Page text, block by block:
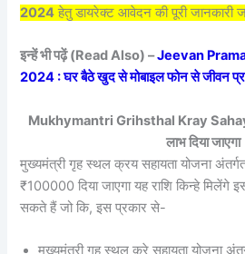
2024 हेतु डायरेक्ट आवेदन की पूरी जानकारी
इन्हें भी पढ़ें (Read Also) –Jeevan
2024 : घर बैठे खुद से मोबाइल फोन से जीवन
Mukhymantri Grihsthal Kray
लाभ दिया जाएगा
मुख्यमंत्री गृह स्थल क्रय सहायता योजना
₹100000 दिया जाएगा यह राशि किन्हे मिलेंगे
सकते हैं जो कि, इस प्रकार से-
मुख्यमंत्री गृह स्थल करे सहायता योजना